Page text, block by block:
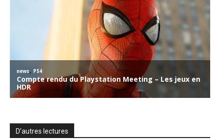
D’autres lectures